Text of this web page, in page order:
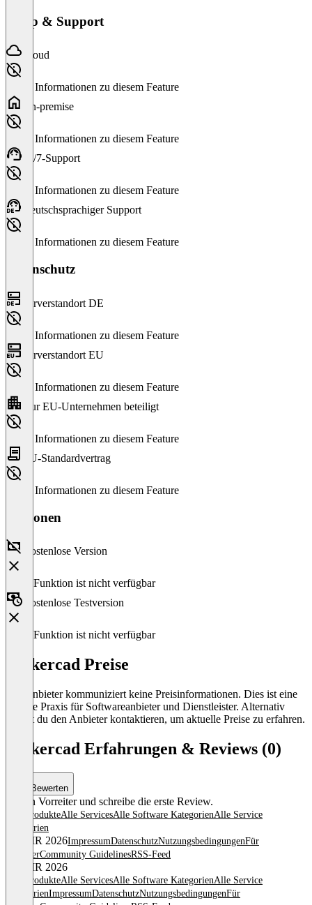
Setup & Support
Cloud
Keine Informationen zu diesem Feature
On-premise
Keine Informationen zu diesem Feature
24/7-Support
Keine Informationen zu diesem Feature
Deutschsprachiger Support
Keine Informationen zu diesem Feature
Datenschutz
Serverstandort DE
Keine Informationen zu diesem Feature
Serverstandort EU
Keine Informationen zu diesem Feature
Nur EU-Unternehmen beteiligt
Keine Informationen zu diesem Feature
EU-Standardvertrag
Keine Informationen zu diesem Feature
Versionen
Kostenlose Version
Diese Funktion ist nicht verfügbar
Kostenlose Testversion
Diese Funktion ist nicht verfügbar
Tinkercad Preise
Der Anbieter kommuniziert keine Preisinformationen. Dies ist eine
übliche Praxis für Softwareanbieter und Dienstleister. Alternativ
kannst du den Anbieter kontaktieren, um aktuelle Preise zu erfahren.
Tinkercad Erfahrungen & Reviews (0)
Bewerten
Sei ein Vorreiter und schreibe die erste Review.
Alle ProdukteAlle ServicesAlle Software KategorienAlle Service
Kategorien
© OMR 2026ImpressumDatenschutzNutzungsbedingungenFür
AnbieterCommunity GuidelinesRSS-Feed
© OMR 2026
Alle ProdukteAlle ServicesAlle Software KategorienAlle Service
KategorienImpressumDatenschutzNutzungsbedingungenFür